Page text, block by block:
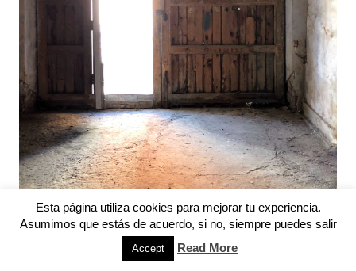
Esta página utiliza cookies para mejorar tu experiencia.
Asumimos que estás de acuerdo, si no, siempre puedes salir
Accept Read More